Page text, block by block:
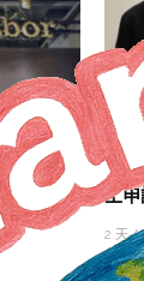
止 勞動
勞
工
2 天